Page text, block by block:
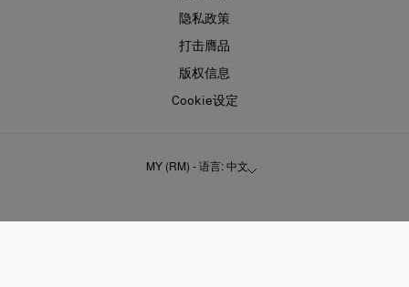
隐私政策
打击膺品
版权信息
Cookie设定
MY (RM) - 语言: 中文